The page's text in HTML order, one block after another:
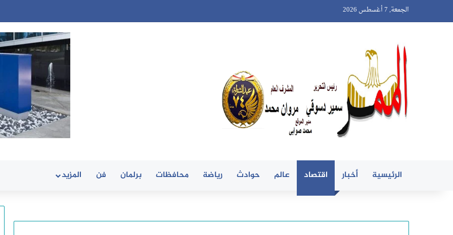
الجمعة, 7 أغسطس 2026
الرئيسية أخبار اقتصاد عالم حوادث رياضة محافظات برلمان فن المزيد